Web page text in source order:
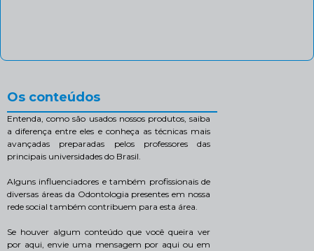
Os conteúdos
Entenda, como são usados nossos produtos, saiba
a diferença entre eles e conheça as técnicas mais
avançadas preparadas pelos professores das
principais universidades do Brasil.
Alguns influenciadores e também profissionais de
diversas áreas da Odontologia presentes em nossa
rede social também contribuem para esta área.
Se houver algum conteúdo que você queira ver
por aqui, envie uma mensagem por aqui ou em